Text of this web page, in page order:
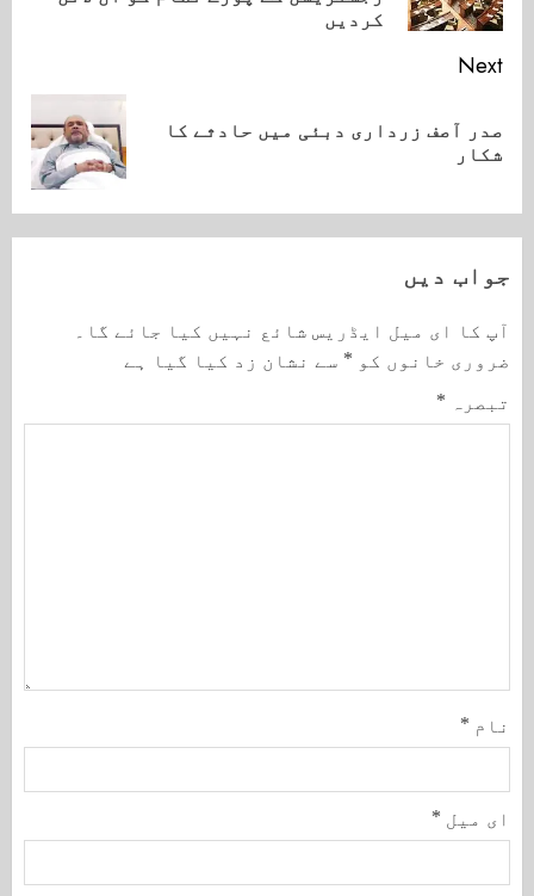
کردیں
Next
Next
post:
صدر آصف زرداری دبئی میں حادثے کا
شکار
جواب دیں
آپ کا ای میل ایڈریس شائع نہیں کیا جائے گا۔
ضروری خانوں کو * سے نشان زد کیا گیا ہے
تبصرہ *
نام *
ای میل *